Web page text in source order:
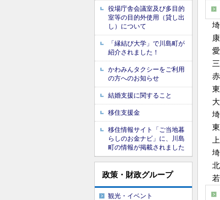
役場庁舎会議室及び多目的
室等の目的外使用（貸し出
し）について
「縁結び大学」で川島町が
紹介されました！
かわみんタクシーをご利用
の方へのお知らせ
結婚支援に関すること
移住支援金
移住情報サイト「ご当地暮
らしのお金ナビ」に、川島
町の情報が掲載されました
政策・財政グループ
観光・イベント